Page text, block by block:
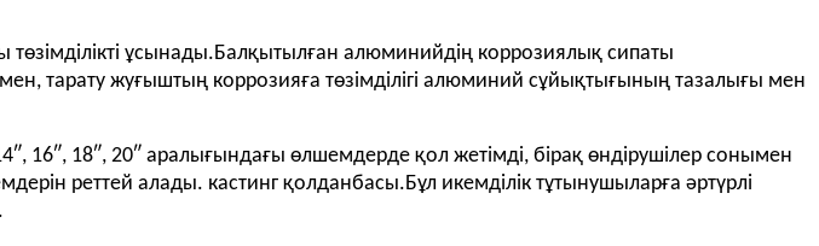
ұсынады.Балқытылған алюминийдің коррозиялық сипаты
тарату жуғыштың коррозияға төзімділігі алюминий сұйықтығының тазалығы мен
16″, 18″, 20″ аралығындағы өлшемдерде қол жетімді, бірақ өндірушілер сонымен
реттей алады. кастинг қолданбасы.Бұл икемділік тұтынушыларға әртүрлі